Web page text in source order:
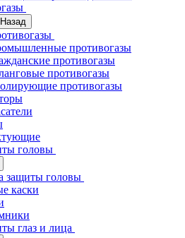
Назад
противогазы
противогазы
противогазы
противогазы
головы
защиты головы
каски
глаз и лица